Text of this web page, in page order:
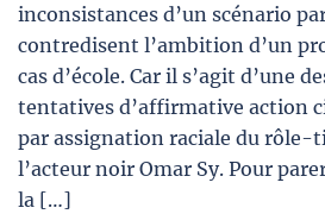
inconsistances d’un scénario
contredisent l’ambition d’un
cas d’école. Car il s’agit d’une
tentatives d’affirmative action
par assignation raciale du rôle-
l’acteur noir Omar Sy. Pour
la […]